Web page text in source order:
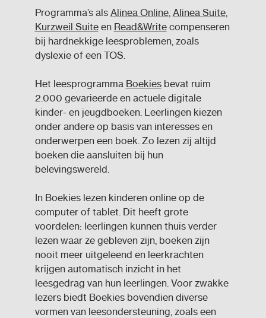
Programma’s als Alinea Online, Alinea Suite,
Kurzweil Suiteen Read&Writecompenseren
bij hardnekkige leesproblemen, zoals
dyslexie of een TOS.
Het leesprogramma Boekiesbevat ruim
2.000 gevarieerde en actuele digitale
kinder- en jeugdboeken. Leerlingen kiezen
onder andere op basis van interesses en
onderwerpen een boek. Zo lezen zij altijd
boeken die aansluiten bij hun
belevingswereld.
In Boekies lezen kinderen online op de
computer of tablet. Dit heeft grote
voordelen: leerlingen kunnen thuis verder
lezen waar ze gebleven zijn, boeken zijn
nooit meer uitgeleend en leerkrachten
krijgen automatisch inzicht in het
leesgedrag van hun leerlingen. Voor zwakke
lezers biedt Boekies bovendien diverse
vormen van leesondersteuning, zoals een